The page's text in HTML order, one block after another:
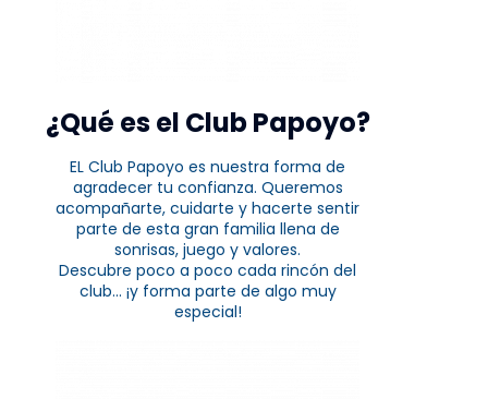
¿Qué es el Club Papoyo?
EL Club Papoyo es nuestra forma de
agradecer tu confianza. Queremos
acompañarte, cuidarte y hacerte sentir
parte de esta gran familia llena de
sonrisas, juego y valores.
Descubre poco a poco cada rincón del
club... ¡y forma parte de algo muy
especial!